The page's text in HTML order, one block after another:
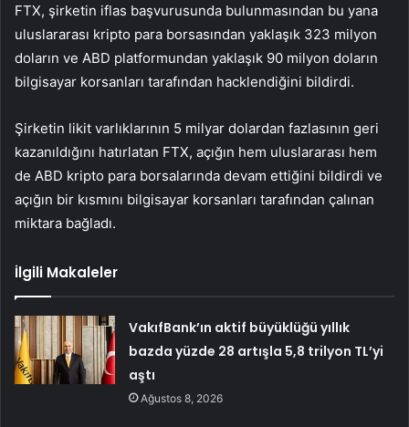
FTX, şirketin iflas başvurusunda bulunmasından bu yana
uluslararası kripto para borsasından yaklaşık 323 milyon
doların ve ABD platformundan yaklaşık 90 milyon doların
bilgisayar korsanları tarafından hacklendiğini bildirdi.
Şirketin likit varlıklarının 5 milyar dolardan fazlasının geri
kazanıldığını hatırlatan FTX, açığın hem uluslararası hem
de ABD kripto para borsalarında devam ettiğini bildirdi ve
açığın bir kısmını bilgisayar korsanları tarafından çalınan
miktara bağladı.
İlgili Makaleler
VakıfBank’ın aktif büyüklüğü yıllık
bazda yüzde 28 artışla 5,8 trilyon TL’yi
aştı
Ağustos 8, 2026